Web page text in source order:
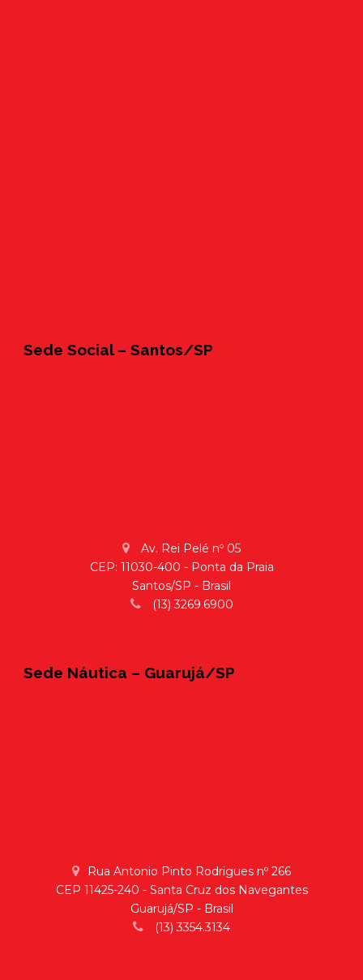
Sede Social – Santos/SP
Av. Rei Pelé nº 05
CEP: 11030-400 - Ponta da Praia
Santos/SP - Brasil
(13) 3269.6900
Sede Náutica – Guarujá/SP
Rua Antonio Pinto Rodrigues nº 266
CEP 11425-240 - Santa Cruz dos Navegantes
Guarujá/SP - Brasil
(13) 3354.3134